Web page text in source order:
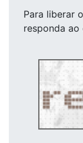
Para liberar
responda